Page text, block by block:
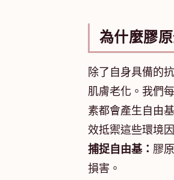
為什麼膠
除了自身具備的
肌膚老化。我們
素都會產生自由
效抵禦這些環境
捕捉自由基： 膠
損害。